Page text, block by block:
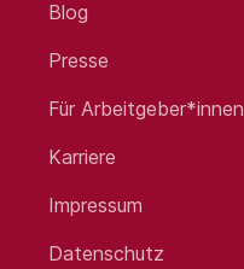
Blog
Presse
Für Arbeitgeber*innen
Karriere
Impressum
Datenschutz